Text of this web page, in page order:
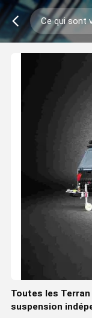
Toutes les
suspension